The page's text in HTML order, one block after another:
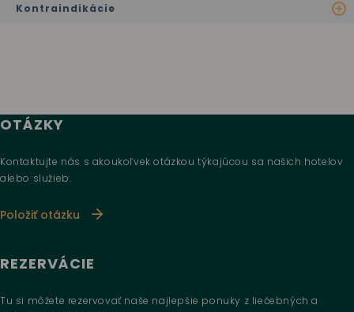
Kontraindikácie
OTÁZKY
Kontaktujte nás s akoukoľvek otázkou týkajúcou sa našich hotelov
alebo služieb.
Položiť otázku
REZERVÁCIE
Tu si môžete rezervovať naše najlepšie ponuky z liečebných a